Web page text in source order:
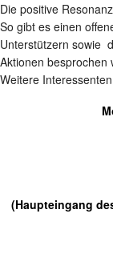
Die positive
So gibt es einen
Unterstützern sowie
Aktionen besprochen
Weitere
(Haupteingang